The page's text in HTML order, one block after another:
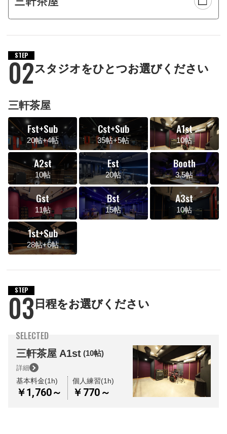
STEP
02スタジオをひとつお選びください
三軒茶屋
Fst+Sub
20帖+4帖
Cst+Sub
35帖+5帖
A1st
10帖
A2st
10帖
Est
20帖
Booth
3.5帖
Gst
11帖
Bst
15帖
A3st
10帖
1st+Sub
28帖+6帖
STEP
03日程をお選びください
SELECTED
三軒茶屋 A1st (10帖)
詳細
基本料金(1h)
￥1,760～
個人練習(1h)
￥770～